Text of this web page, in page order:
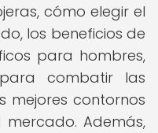
cómo elegir el
los beneficios de
para hombres,
combatir las
mejores contornos
Además,